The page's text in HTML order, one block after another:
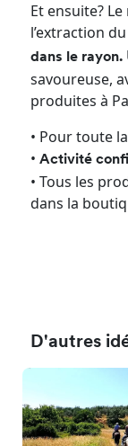
Et ensuite?
l’extraction
dans le rayon.
savoureuse,
produites à
• Pour toute
•Activité
• Tous les
dans la
D'autres